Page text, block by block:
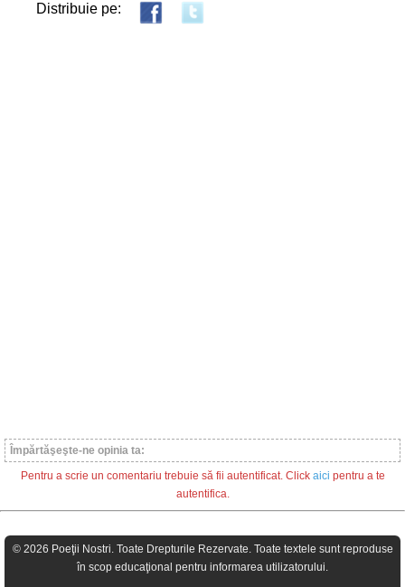
Distribuie pe:
Împărtăşeşte-ne opinia ta:
Pentru a scrie un comentariu trebuie să fii autentificat. Click aici pentru a te
autentifica.
© 2026 Poeţii Nostri. Toate Drepturile Rezervate. Toate textele sunt reproduse
în scop educaţional pentru informarea utilizatorului.